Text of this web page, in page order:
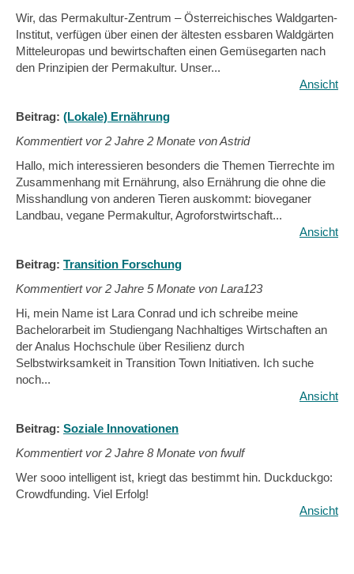
Wir, das Permakultur-Zentrum – Österreichisches Waldgarten-
Institut, verfügen über einen der ältesten essbaren Waldgärten
Mitteleuropas und bewirtschaften einen Gemüsegarten nach
den Prinzipien der Permakultur. Unser...
Ansicht
Beitrag: (Lokale) Ernährung
Kommentiert vor2 Jahre 2 Monate von Astrid
Hallo, mich interessieren besonders die Themen Tierrechte im
Zusammenhang mit Ernährung, also Ernährung die ohne die
Misshandlung von anderen Tieren auskommt: bioveganer
Landbau, vegane Permakultur, Agroforstwirtschaft...
Ansicht
Beitrag: Transition Forschung
Kommentiert vor2 Jahre 5 Monate von Lara123
Hi, mein Name ist Lara Conrad und ich schreibe meine
Bachelorarbeit im Studiengang Nachhaltiges Wirtschaften an
der Analus Hochschule über Resilienz durch
Selbstwirksamkeit in Transition Town Initiativen. Ich suche
noch...
Ansicht
Beitrag: Soziale Innovationen
Kommentiert vor2 Jahre 8 Monate von fwulf
Wer sooo intelligent ist, kriegt das bestimmt hin. Duckduckgo:
Crowdfunding. Viel Erfolg!
Ansicht